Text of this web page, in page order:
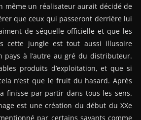
même un réalisateur aurait décidé de
que ceux qui passeront derrière lui
de séquelle officielle et que les
cette jungle est tout aussi illusoire
pays à l’autre au gré du distributeur.
produits d’exploitation, et que si
n’est que le fruit du hasard. Après
finisse par partir dans tous les sens.
est une création du début du XXe
par certains savants comme